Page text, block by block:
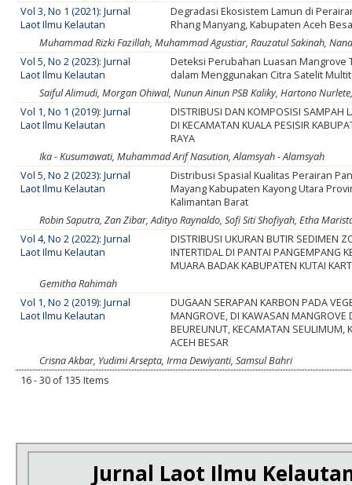
Vol 3, No 1 (2021): Jurnal
Laot Ilmu Kelautan
Degradasi Ekosistem Lamun di
Rhang Manyang, Kabupaten Aceh
Muhammad Rizki Fazillah, Muhammad Agustiar, Rauzatul Sakinah,
Vol 5, No 2 (2023): Jurnal
Laot Ilmu Kelautan
Deteksi Perubahan Luasan Mangrove
dalam Menggunakan Citra Satelit
Saiful Alimudi, Morgan Ohiwal, Nunun Ainun PSB Kaliky, Hartono
Vol 1, No 1 (2019): Jurnal
Laot Ilmu Kelautan
DISTRIBUSI DAN KOMPOSISI SAMPAH
DI KECAMATAN KUALA PESISIR
RAYA
Ika - Kusumawati, Muhammad Arif Nasution, Alamsyah - Alamsyah
Vol 5, No 2 (2023): Jurnal
Laot Ilmu Kelautan
Distribusi Spasial Kualitas Perairan
Mayang Kabupaten Kayong Utara
Kalimantan Barat
Robin Saputra, Zan Zibar, Adityo Raynaldo, Sofi Siti Shofiyah, Etha
Vol 4, No 2 (2022): Jurnal
Laot Ilmu Kelautan
DISTRIBUSI UKURAN BUTIR SEDIMEN
INTERTIDAL DI PANTAI PANGEMPANG
MUARA BADAK KABUPATEN KUTAI
Gemitha Rahimah
Vol 1, No 2 (2019): Jurnal
Laot Ilmu Kelautan
DUGAAN SERAPAN KARBON PADA
MANGROVE, DI KAWASAN MANGROVE
BEUREUNUT, KECAMATAN SEULIMUM,
ACEH BESAR
Crisna Akbar, Yudimi Arsepta, Irma Dewiyanti, Samsul Bahri
16 - 30 of 135 Items
Jurnal Laot Ilmu